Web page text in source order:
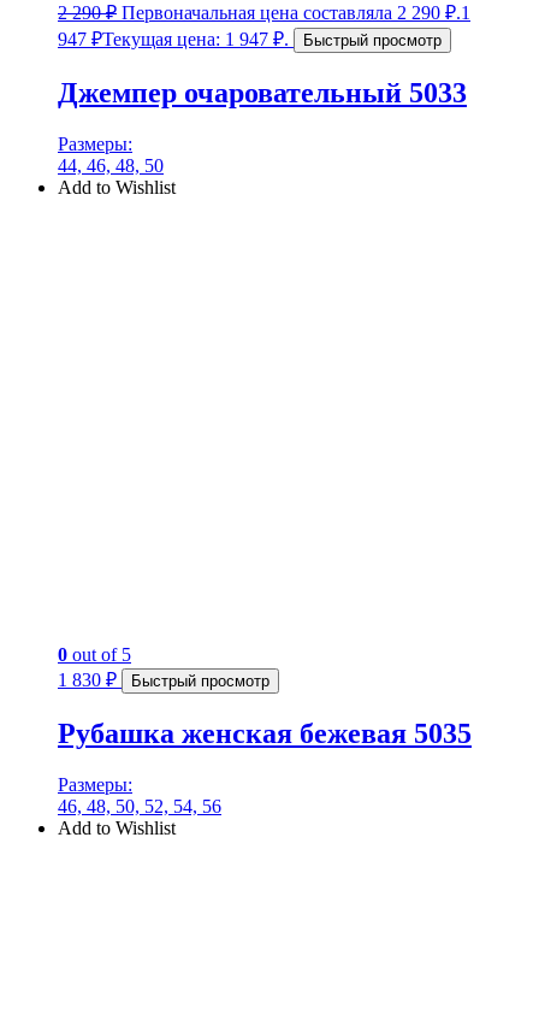
2 290₽ Первоначальная цена составляла 2 290 ₽.1
947 ₽Текущая цена: 1 947 ₽. Быстрый просмотр
Джемпер очаровательный 5033
Размеры:
44, 46, 48, 50
Add to Wishlist
0 out of 5
1 830 ₽ Быстрый просмотр
Рубашка женская бежевая 5035
Размеры:
46, 48, 50, 52, 54, 56
Add to Wishlist